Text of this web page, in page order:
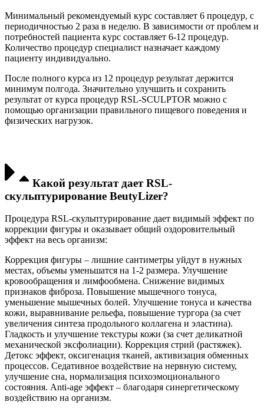
Минимальный рекомендуемый курс составляет 6 процедур, с
периодичностью 2 раза в неделю. В зависимости от проблем и
потребностей пациента курс составляет 6-12 процедур.
Количество процедур специалист назначает каждому
пациенту индивидуально.
После полного курса из 12 процедур результат держится
минимум полгода. Значительно улучшить и сохранить
результат от курса процедур RSL-SCULPTOR можно с
помощью организации правильного пищевого поведения и
физических нагрузок.
Какой результат дает RSL-
скульптурирование BeutyLizer?
Процедура RSL-скульптурирование дает видимый эффект по
коррекции фигуры и оказывает общий оздоровительный
эффект на весь организм:
Коррекция фигуры – лишние сантиметры уйдут в нужных
местах, объемы уменьшатся на 1-2 размера. Улучшение
кровообращения и лимфообмена. Снижение видимых
признаков фиброза. Повышение мышечного тонуса,
уменьшение мышечных болей. Улучшение тонуса и качества
кожи, выравнивание рельефа, повышение тургора (за счет
увеличения синтеза продольного коллагена и эластина).
Гладкость и улучшение текстуры кожи (за счет деликатной
механической эксфолиации). Коррекция стрий (растяжек).
Детокс эффект, оксигенация тканей, активизация обменных
процессов. Седативное воздействие на нервную систему,
улучшение сна, нормализация психоэмоционального
состояния. Anti-age эффект – благодаря синергетическому
воздействию на организм.